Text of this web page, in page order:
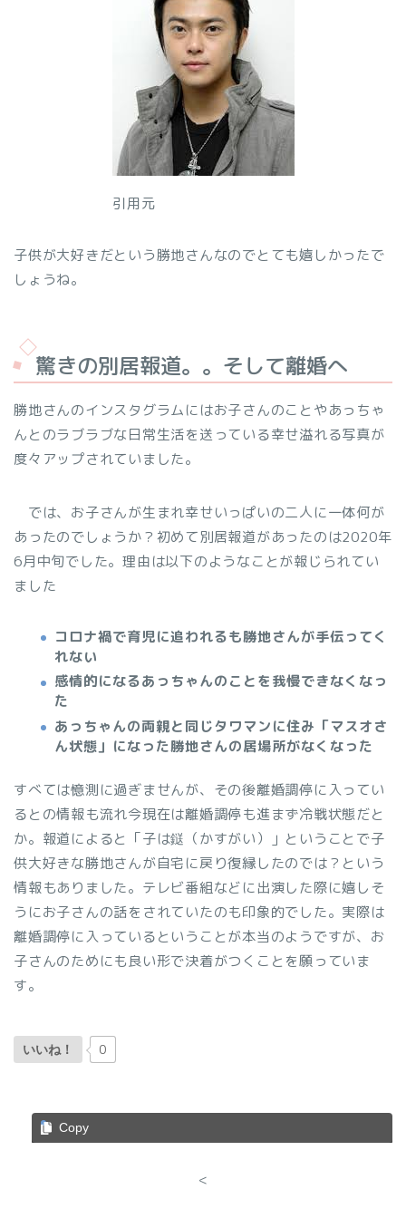
引用元
子供が大好きだという勝地さんなのでとても嬉しかったで
しょうね。
驚きの別居報道。。そして離婚へ
勝地さんのインスタグラムにはお子さんのことやあっちゃ
んとのラブラブな日常生活を送っている幸せ溢れる写真が
度々アップされていました。
では、お子さんが生まれ幸せいっぱいの二人に一体何が
あったのでしょうか？初めて別居報道があったのは2020年
6月中旬でした。理由は以下のようなことが報じられてい
ました
コロナ禍で育児に追われるも勝地さんが手伝ってく
れない
感情的になるあっちゃんのことを我慢できなくなっ
た
あっちゃんの両親と同じタワマンに住み「マスオさ
ん状態」になった勝地さんの居場所がなくなった
すべては憶測に過ぎませんが、その後離婚調停に入ってい
るとの情報も流れ今現在は離婚調停も進まず冷戦状態だと
か。報道によると「子は鎹（かすがい）」ということで子
供大好きな勝地さんが自宅に戻り復縁したのでは？という
情報もありました。テレビ番組などに出演した際に嬉しそ
うにお子さんの話をされていたのも印象的でした。実際は
離婚調停に入っているということが本当のようですが、お
子さんのためにも良い形で決着がつくことを願っていま
す。
いいね！ 0
Copy
<